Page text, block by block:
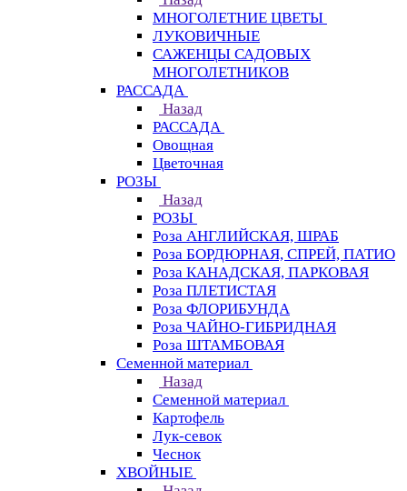
МНОГОЛЕТНИЕ ЦВЕТЫ
ЛУКОВИЧНЫЕ
САЖЕНЦЫ САДОВЫХ
МНОГОЛЕТНИКОВ
РАССАДА
Назад
РАССАДА
Овощная
Цветочная
РОЗЫ
Назад
РОЗЫ
Роза АНГЛИЙСКАЯ, ШРАБ
Роза БОРДЮРНАЯ, СПРЕЙ, ПАТИО
Роза КАНАДСКАЯ, ПАРКОВАЯ
Роза ПЛЕТИСТАЯ
Роза ФЛОРИБУНДА
Роза ЧАЙНО-ГИБРИДНАЯ
Роза ШТАМБОВАЯ
Семенной материал
Назад
Семенной материал
Картофель
Лук-севок
Чеснок
ХВОЙНЫЕ